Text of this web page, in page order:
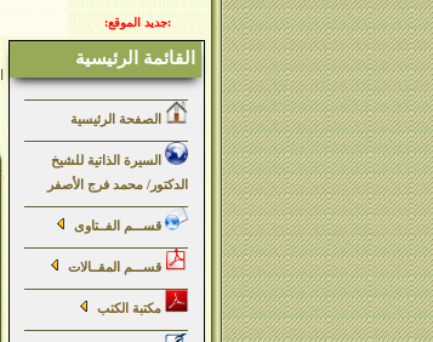
:جديد الموقع:
القائمة الرئيسية
الصفحة الرئيسية
السيرة الذاتية للشيخ
الدكتور/ محمد فرج الأصفر
قســـم الفــتاوى
قســـم المقــالات
مكتبة الكتب